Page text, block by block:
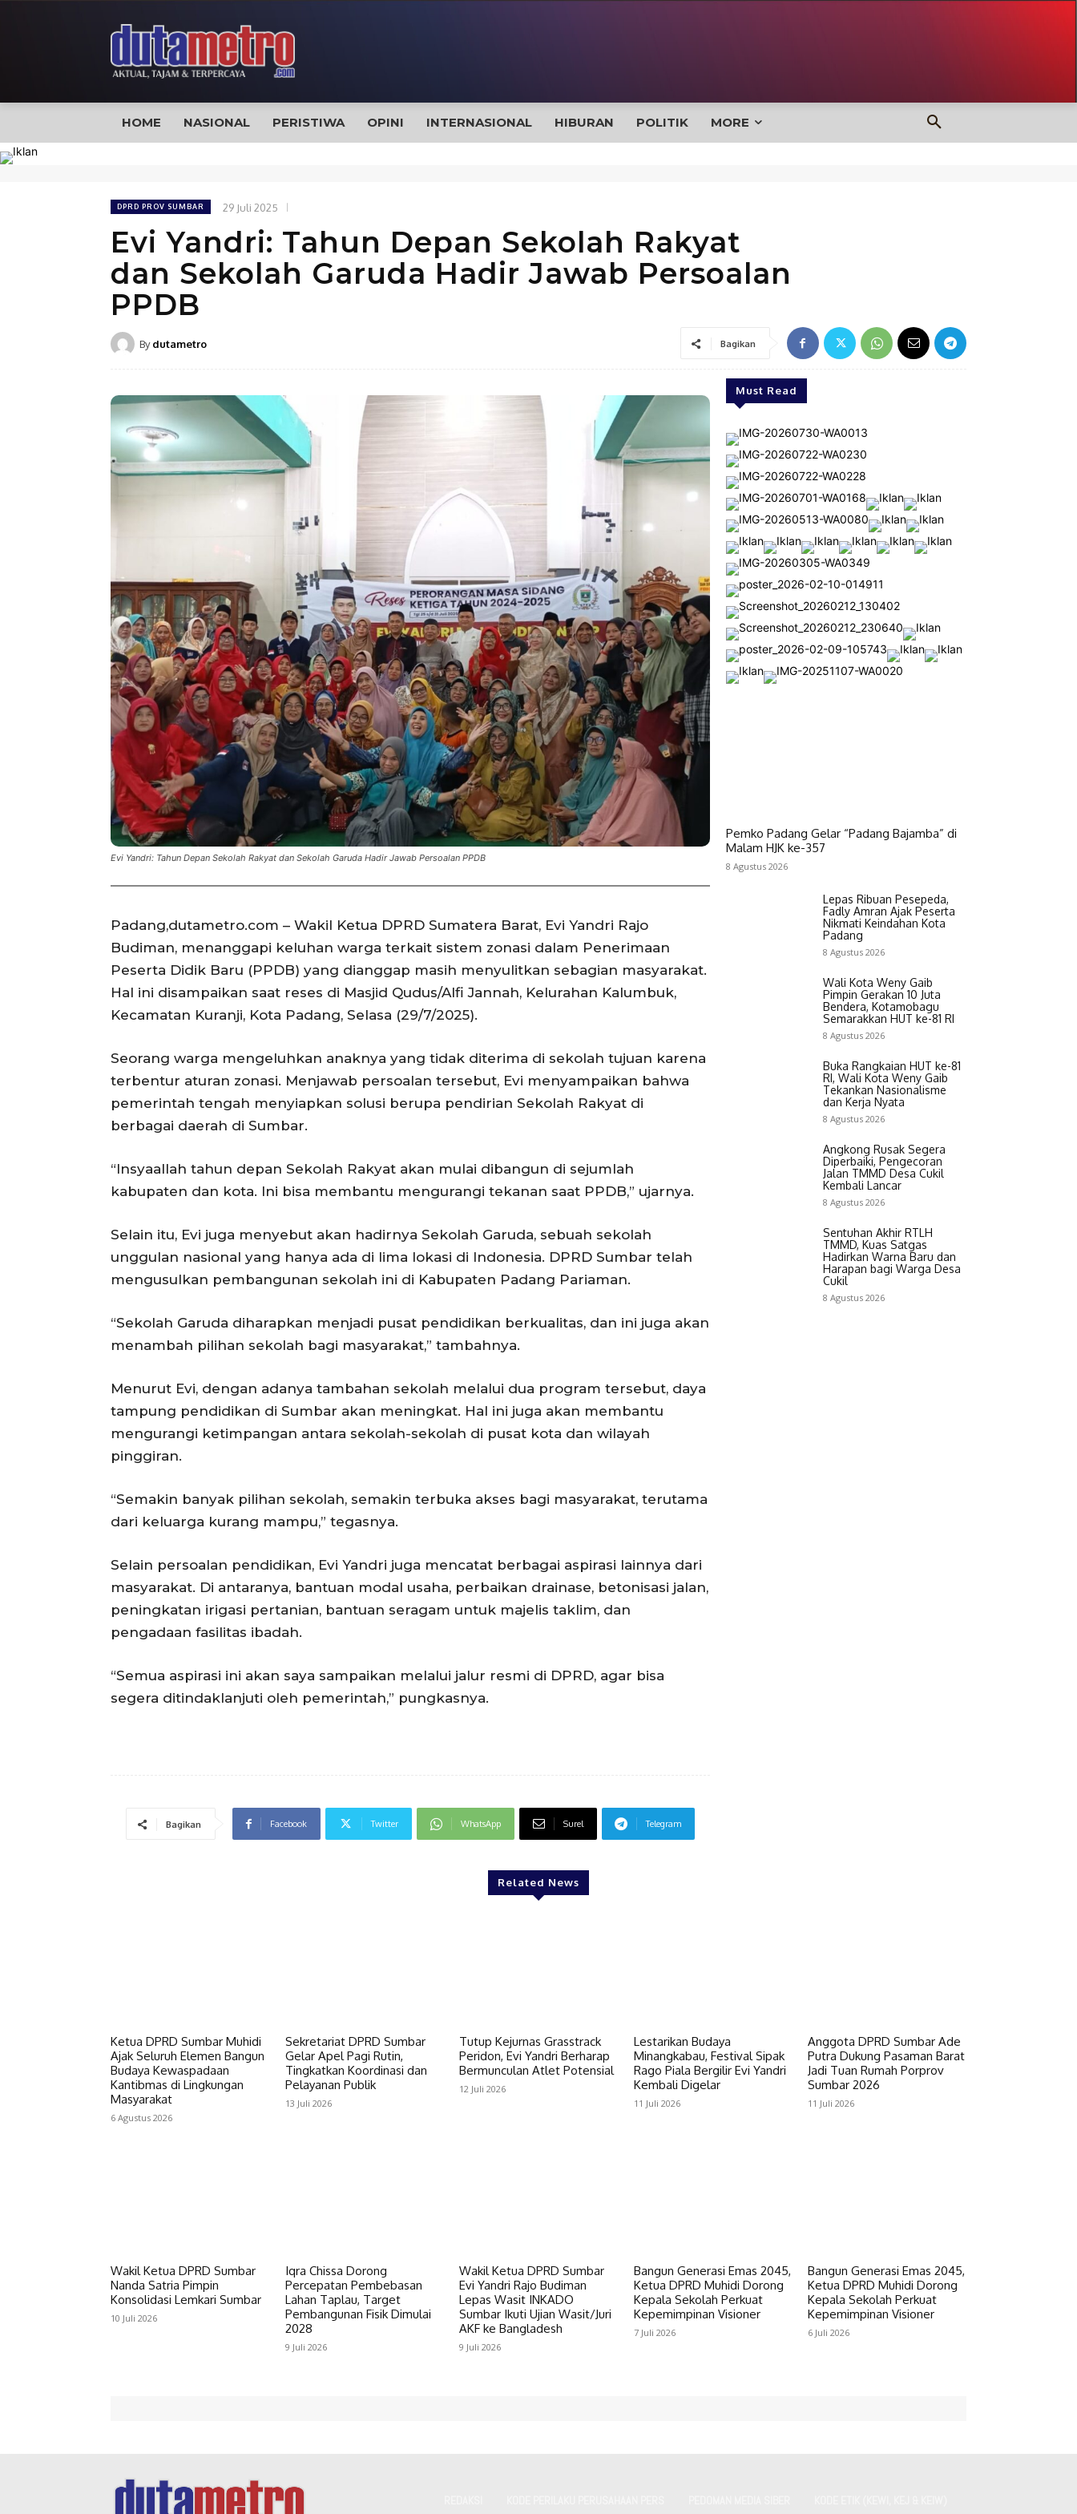
HOME NASIONAL PERISTIWA OPINI INTERNASIONAL HIBURAN POLITIK MORE
DPRD PROV SUMBAR 29 Juli 2025
Evi Yandri: Tahun Depan Sekolah Rakyat
dan Sekolah Garuda Hadir Jawab Persoalan
PPDB
By dutametro Bagikan
Evi Yandri: Tahun Depan Sekolah Rakyat dan Sekolah Garuda Hadir Jawab Persoalan PPDB
Padang,dutametro.com – Wakil Ketua DPRD Sumatera Barat, Evi Yandri Rajo
Budiman, menanggapi keluhan warga terkait sistem zonasi dalam Penerimaan
Peserta Didik Baru (PPDB) yang dianggap masih menyulitkan sebagian masyarakat.
Hal ini disampaikan saat reses di Masjid Qudus/Alfi Jannah, Kelurahan Kalumbuk,
Kecamatan Kuranji, Kota Padang, Selasa (29/7/2025).
Seorang warga mengeluhkan anaknya yang tidak diterima di sekolah tujuan karena
terbentur aturan zonasi. Menjawab persoalan tersebut, Evi menyampaikan bahwa
pemerintah tengah menyiapkan solusi berupa pendirian Sekolah Rakyat di
berbagai daerah di Sumbar.
“Insyaallah tahun depan Sekolah Rakyat akan mulai dibangun di sejumlah
kabupaten dan kota. Ini bisa membantu mengurangi tekanan saat PPDB,” ujarnya.
Selain itu, Evi juga menyebut akan hadirnya Sekolah Garuda, sebuah sekolah
unggulan nasional yang hanya ada di lima lokasi di Indonesia. DPRD Sumbar telah
mengusulkan pembangunan sekolah ini di Kabupaten Padang Pariaman.
“Sekolah Garuda diharapkan menjadi pusat pendidikan berkualitas, dan ini juga akan
menambah pilihan sekolah bagi masyarakat,” tambahnya.
Menurut Evi, dengan adanya tambahan sekolah melalui dua program tersebut, daya
tampung pendidikan di Sumbar akan meningkat. Hal ini juga akan membantu
mengurangi ketimpangan antara sekolah-sekolah di pusat kota dan wilayah
pinggiran.
“Semakin banyak pilihan sekolah, semakin terbuka akses bagi masyarakat, terutama
dari keluarga kurang mampu,” tegasnya.
Selain persoalan pendidikan, Evi Yandri juga mencatat berbagai aspirasi lainnya dari
masyarakat. Di antaranya, bantuan modal usaha, perbaikan drainase, betonisasi jalan,
peningkatan irigasi pertanian, bantuan seragam untuk majelis taklim, dan
pengadaan fasilitas ibadah.
“Semua aspirasi ini akan saya sampaikan melalui jalur resmi di DPRD, agar bisa
segera ditindaklanjuti oleh pemerintah,” pungkasnya.
Bagikan Facebook Twitter WhatsApp Surel Telegram
Must Read
Pemko Padang Gelar “Padang Bajamba” di
Malam HJK ke-357
8 Agustus 2026
Lepas Ribuan Pesepeda,
Fadly Amran Ajak Peserta
Nikmati Keindahan Kota
Padang
8 Agustus 2026
Wali Kota Weny Gaib
Pimpin Gerakan 10 Juta
Bendera, Kotamobagu
Semarakkan HUT ke-81 RI
8 Agustus 2026
Buka Rangkaian HUT ke-81
RI, Wali Kota Weny Gaib
Tekankan Nasionalisme
dan Kerja Nyata
8 Agustus 2026
Angkong Rusak Segera
Diperbaiki, Pengecoran
Jalan TMMD Desa Cukil
Kembali Lancar
8 Agustus 2026
Sentuhan Akhir RTLH
TMMD, Kuas Satgas
Hadirkan Warna Baru dan
Harapan bagi Warga Desa
Cukil
8 Agustus 2026
Related News
Ketua DPRD Sumbar Muhidi
Ajak Seluruh Elemen Bangun
Budaya Kewaspadaan
Kantibmas di Lingkungan
Masyarakat
6 Agustus 2026
Sekretariat DPRD Sumbar
Gelar Apel Pagi Rutin,
Tingkatkan Koordinasi dan
Pelayanan Publik
13 Juli 2026
Tutup Kejurnas Grasstrack
Peridon, Evi Yandri Berharap
Bermunculan Atlet Potensial
12 Juli 2026
Lestarikan Budaya
Minangkabau, Festival Sipak
Rago Piala Bergilir Evi Yandri
Kembali Digelar
11 Juli 2026
Anggota DPRD Sumbar Ade
Putra Dukung Pasaman Barat
Jadi Tuan Rumah Porprov
Sumbar 2026
11 Juli 2026
Wakil Ketua DPRD Sumbar
Nanda Satria Pimpin
Konsolidasi Lemkari Sumbar
10 Juli 2026
Iqra Chissa Dorong
Percepatan Pembebasan
Lahan Taplau, Target
Pembangunan Fisik Dimulai
2028
9 Juli 2026
Wakil Ketua DPRD Sumbar
Evi Yandri Rajo Budiman
Lepas Wasit INKADO
Sumbar Ikuti Ujian Wasit/Juri
AKF ke Bangladesh
9 Juli 2026
Bangun Generasi Emas 2045,
Ketua DPRD Muhidi Dorong
Kepala Sekolah Perkuat
Kepemimpinan Visioner
7 Juli 2026
Bangun Generasi Emas 2045,
Ketua DPRD Muhidi Dorong
Kepala Sekolah Perkuat
Kepemimpinan Visioner
6 Juli 2026